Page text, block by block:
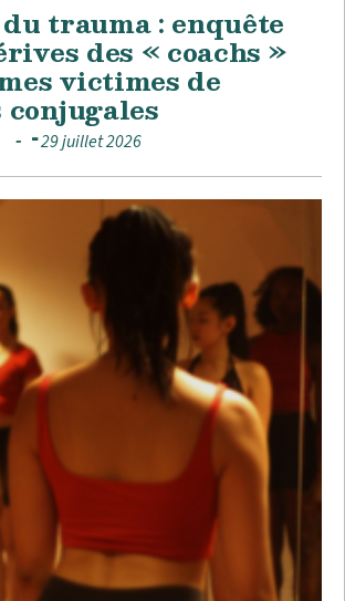
trauma : enquête
des « coachs »
victimes de
29 juillet 2026